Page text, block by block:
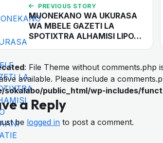
PREVIOUS STORY
MUONEKANO WA UKURASA
WA MBELE GAZETI LA
SPOTIXTRA ALHAMISI LIPO…
: File Theme without comments.php
available. Please include a
sokalabo/public_html/wp-includes/
a Reply
be logged in to post a comment.